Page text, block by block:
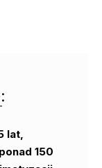
lat,
150